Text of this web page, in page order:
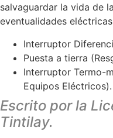
salvaguardar la vida de
eventualidades
Interruptor
Puesta a tierra
Interruptor Termo-
Equipos Eléctricos).
Escrito por la
Tintilay.